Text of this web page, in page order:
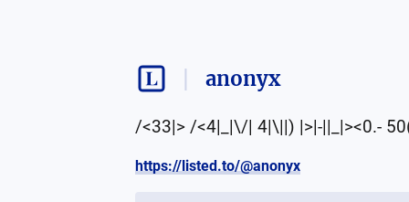
anonyx
/<33|> /<4|_|\/| 4|\||) |>|-||_|><0.-
https://listed.to/@anonyx